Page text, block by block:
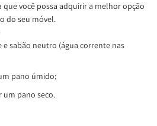
que você possa adquirir a melhor opção
do seu móvel.
e sabão neutro (água corrente nas
pano úmido;
um pano seco.